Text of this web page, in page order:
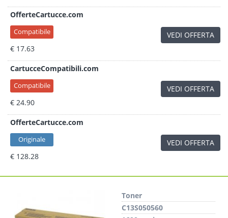
OfferteCartucce.com
Compatibile
€ 17.63
VEDI OFFERTA
CartucceCompatibili.com
Compatibile
€ 24.90
VEDI OFFERTA
OfferteCartucce.com
Originale
€ 128.28
VEDI OFFERTA
Toner
C13S050560